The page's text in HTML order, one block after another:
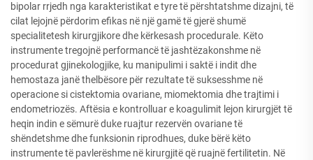
bipolar rrjedh nga karakteristikat e tyre të përshtatshme dizajni, të
cilat lejojnë përdorim efikas në një gamë të gjerë shumë
specialitetesh kirurgjikore dhe kërkesash procedurale. Këto
instrumente tregojnë performancë të jashtëzakonshme në
procedurat gjinekologjike, ku manipulimi i saktë i indit dhe
hemostaza janë thelbësore për rezultate të suksesshme në
operacione si cistektomia ovariane, miomektomia dhe trajtimi i
endometriozës. Aftësia e kontrolluar e koagulimit lejon kirurgjët të
heqin indin e sëmurë duke ruajtur rezervën ovariane të
shëndetshme dhe funksionin riprodhues, duke bërë këto
instrumente të pavlerëshme në kirurgjitë që ruajnë fertilitetin. Në